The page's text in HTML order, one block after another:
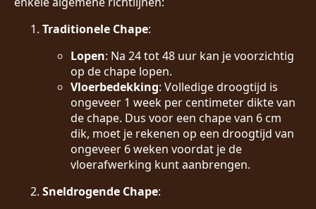
Traditionele Chape:
Lopen: Na 24 tot 48 uur kan je voorzichtig
op de chape lopen.
Vloerbedekking: Volledige droogtijd is
ongeveer 1 week per centimeter dikte van
de chape. Dus voor een chape van 6 cm
dik, moet je rekenen op een droogtijd van
ongeveer 6 weken voordat je de
vloerafwerking kunt aanbrengen.
Sneldrogende Chape: